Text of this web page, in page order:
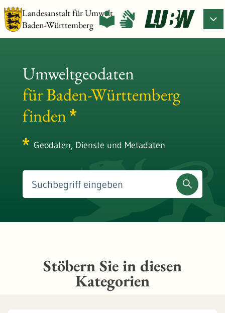
Landesanstalt für Umwelt
Baden-Württemberg
Umweltgeodaten
für Baden-Württemberg
finden
Geodaten, Dienste und Metadaten
Stöbern Sie in diesen
Kategorien